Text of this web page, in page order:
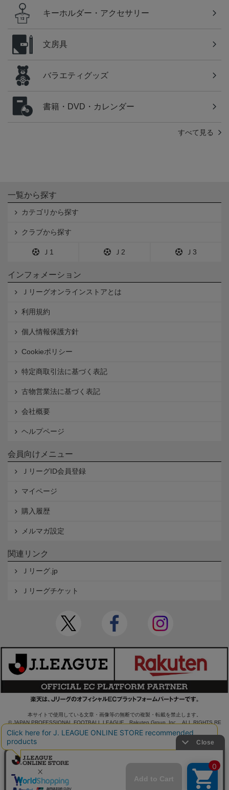
キーホルダー・アクセサリー
文房具
バラエティグッズ
書籍・DVD・カレンダー
すべて見る
一覧から探す
カテゴリから探す
クラブから探す
Ｊ1 Ｊ2 Ｊ3
インフォメーション
Ｊリーグオンラインストアとは
利用規約
個人情報保護方針
Cookieポリシー
特定商取引法に基づく表記
古物営業法に基づく表記
会社概要
ヘルプページ
会員向けメニュー
ＪリーグID会員登録
マイページ
購入履歴
メルマガ設定
関連リンク
Ｊリーグ.jp
Ｊリーグチケット
本サイトで使用している文章・画像等の無断での複製・転載を禁止します。
© JAPAN PROFESSIONAL FOOTBALL LEAGUE Rakuten Group, Inc. ALL RIGHTS RE
SERVED.